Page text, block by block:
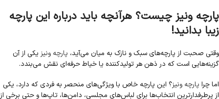
پارچه ونیز چیست؟ هرآنچه باید درباره این پارچه
زیبا بدانید!
وقتی صحبت از پارچه‌های سبک و نازک به میان می‌آید، پارچه ونیز یکی از آن
گزینه‌هایی است که در ذهن هر تولیدکننده یا خیاط حرفه‌ای نقش می‌بندد.
اما چرا پارچه ونیز؟ این پارچه خاص با ویژگی‌های منحصر به فردی که دارد، یکی
از پرطرفدارترین انتخاب‌ها برای لباس‌های مجلسی، دامن‌ها، تاپ‌ها و حتی برخی از